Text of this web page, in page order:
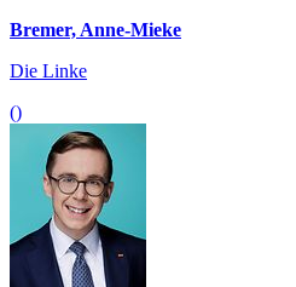
Bremer, Anne-Mieke
Die Linke
()